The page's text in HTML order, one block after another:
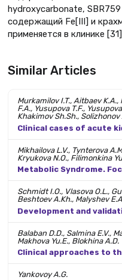
hydroxycarbonate,
содержащий Fe[III] и
применяется в клинике
Similar Articles
Murkamilov I.T., Aitbaev K.A.,
F.A., Yusupova T.F.,
Khakimov Sh.Sh., Solizhonov
Clinical cases of acute
Mikhailova L.V., Tynterova
Kryukova N.O., Filimonkina
Metabolic Syndrome.
Schmidt I.O., Vlasova O.L.,
Beshtoev A.Kh., Malyshev
Development and
Balaban D.D., Salmina E.V.,
Makhova Yu.E., Blokhina A.D.
Clinical approaches to
Yankovoy A.G.